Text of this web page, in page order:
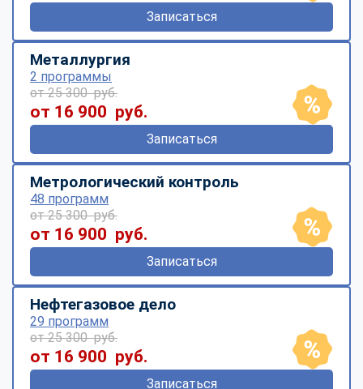
Записаться
Металлургия
2 программы
от 25 300 руб.
от 16 900 руб.
Записаться
Метрологический контроль
48 программ
от 25 300 руб.
от 16 900 руб.
Записаться
Нефтегазовое дело
29 программ
от 25 300 руб.
от 16 900 руб.
Записаться